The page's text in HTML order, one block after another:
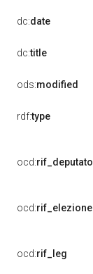
dc:date
dc:title
ods:modified
rdf:type
ocd:rif_deputato
ocd:rif_elezione
ocd:rif_leg